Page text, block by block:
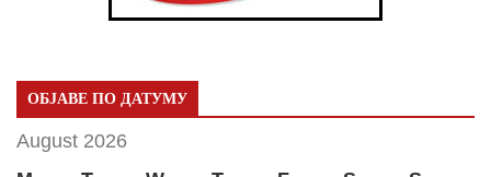
ОБЈАВЕ ПО ДАТУМУ
August 2026